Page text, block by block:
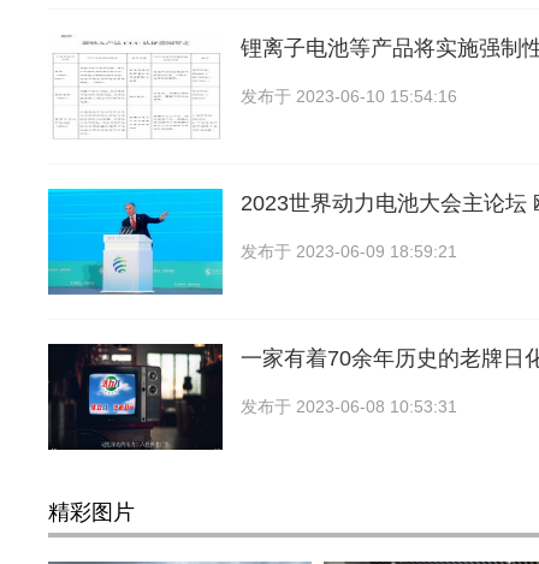
锂离子电池等产品将实施强制
发布于 2023-06-10 15:54:16
2023世界动力电池大会主论坛
发布于 2023-06-09 18:59:21
一家有着70余年历史的老牌日
发布于 2023-06-08 10:53:31
精彩图片